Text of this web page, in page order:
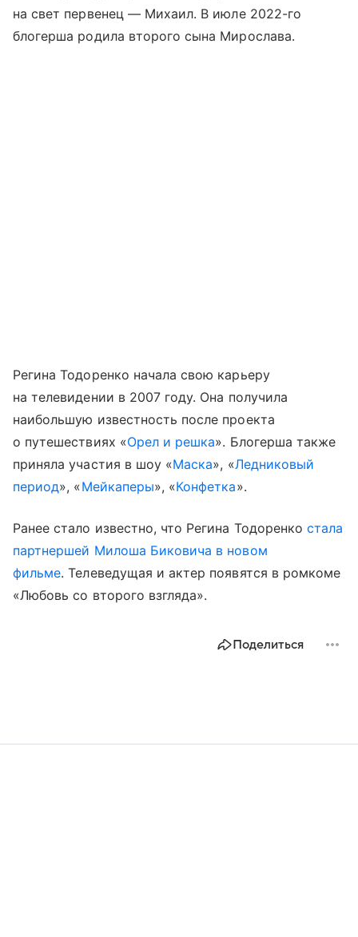
на свет первенец — Михаил. В июле 2022-го
блогерша родила второго сына Мирослава.
Регина Тодоренко начала свою карьеру
на телевидении в 2007 году. Она получила
наибольшую известность после проекта
о путешествиях «Орел и решка». Блогерша также
приняла участия в шоу «Маска», «Ледниковый
период», «Мейкаперы», «Конфетка».
Ранее стало известно, что Регина Тодоренкостала
партнершей Милоша Биковича в новом
фильме. Телеведущая и актер появятся в ромкоме
«Любовь со второго взгляда».
Поделиться